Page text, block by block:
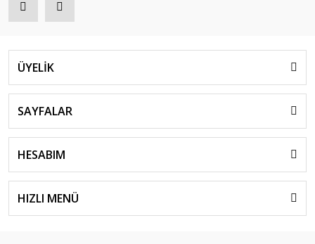
ÜYELİK
SAYFALAR
HESABIM
HIZLI MENÜ